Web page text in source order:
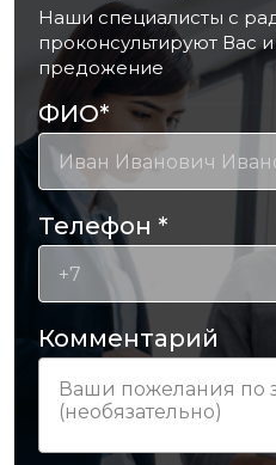
Наши специалисты с
проконсультируют Вас
предожение
ФИО*
Телефон *
Комментарий